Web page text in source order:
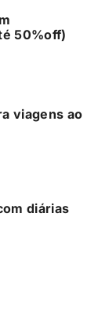
50%off)
viagens ao
diárias